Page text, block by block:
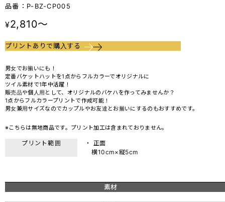
品番：P-BZ-CP005
¥2,810～
プリントありで購入する
男女でお揃いにも！
定番バケットハットを1点からフルカラーでオリジナルに
ツイル素材で1年中活躍！
販売品や個人用として、オリジナルのバケハを作ってみませんか？
1点からフルカラープリントで作成可能！
男女兼用サイズなのでカップルやお友達とお揃いにするのもおすすめです。
※こちらは無地商品です。プリント加工は含まれておりません。
プリント範囲
・ 正面
横10cm×縦5cm
素材